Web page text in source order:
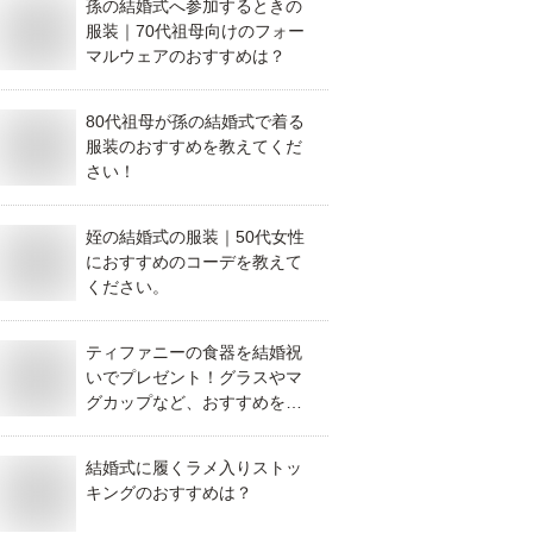
孫の結婚式へ参加するときの
服装｜70代祖母向けのフォー
マルウェアのおすすめは？
80代祖母が孫の結婚式で着る
服装のおすすめを教えてくだ
さい！
姪の結婚式の服装｜50代女性
におすすめのコーデを教えて
ください。
ティファニーの食器を結婚祝
いでプレゼント！グラスやマ
グカップなど、おすすめを教
結婚式に履くラメ入りストッ
キングのおすすめは？